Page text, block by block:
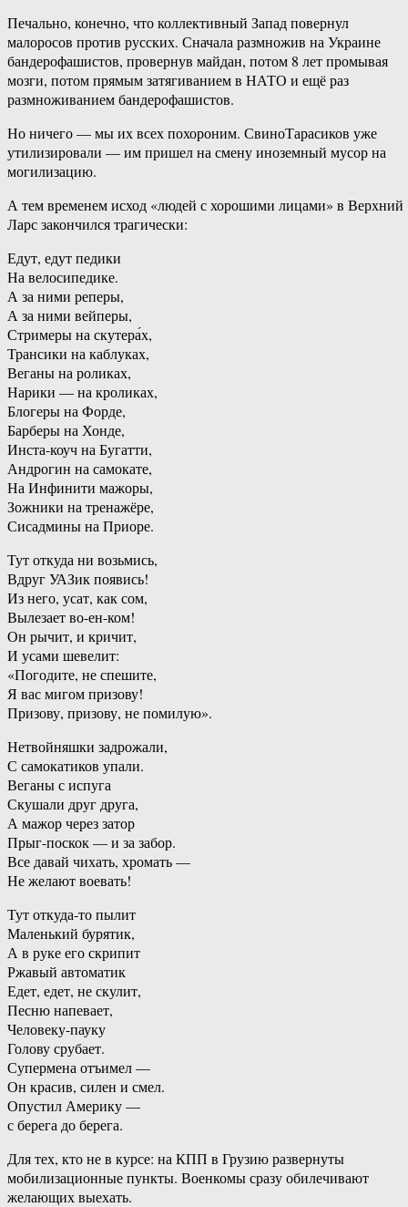
Печально, конечно, что коллективный Запад повернул
малоросов против русских. Сначала размножив на Украине
бандерофашистов, провернув майдан, потом 8 лет промывая
мозги, потом прямым затягиванием в НАТО и ещё раз
размноживанием бандерофашистов.
Но ничего — мы их всех похороним. СвиноТарасиков уже
утилизировали — им пришел на смену иноземный мусор на
могилизацию.
А тем временем исход «людей с хорошими лицами» в Верхний
Ларс закончился трагически:
Едут, едут педики
На велосипедике.
А за ними реперы,
А за ними вейперы,
Стримеры на скутера́х,
Трансики на каблуках,
Веганы на роликах,
Нарики — на кроликах,
Блогеры на Форде,
Барберы на Хонде,
Инста-коуч на Бугатти,
Андрогин на самокате,
На Инфинити мажоры,
Зожники на тренажёре,
Сисадмины на Приоре.
Тут откуда ни возьмись,
Вдруг УАЗик появись!
Из него, усат, как сом,
Вылезает во-ен-ком!
Он рычит, и кричит,
И усами шевелит:
«Погодите, не спешите,
Я вас мигом призову!
Призову, призову, не помилую».
Нетвойняшки задрожали,
С самокатиков упали.
Веганы с испуга
Скушали друг друга,
А мажор через затор
Прыг-поскок — и за забор.
Все давай чихать, хромать —
Не желают воевать!
Тут откуда-то пылит
Маленький бурятик,
А в руке его скрипит
Ржавый автоматик
Едет, едет, не скулит,
Песню напевает,
Человеку-пауку
Голову срубает.
Супермена отъимел —
Он красив, силен и смел.
Опустил Америку —
с берега до берега.
Для тех, кто не в курсе: на КПП в Грузию развернуты
мобилизационные пункты. Военкомы сразу обилечивают
желающих выехать.